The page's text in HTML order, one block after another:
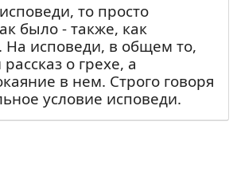
то просто
было - также, как
На исповеди, в общем то,
о грехе, а
в нем. Строго говоря
условие исповеди.